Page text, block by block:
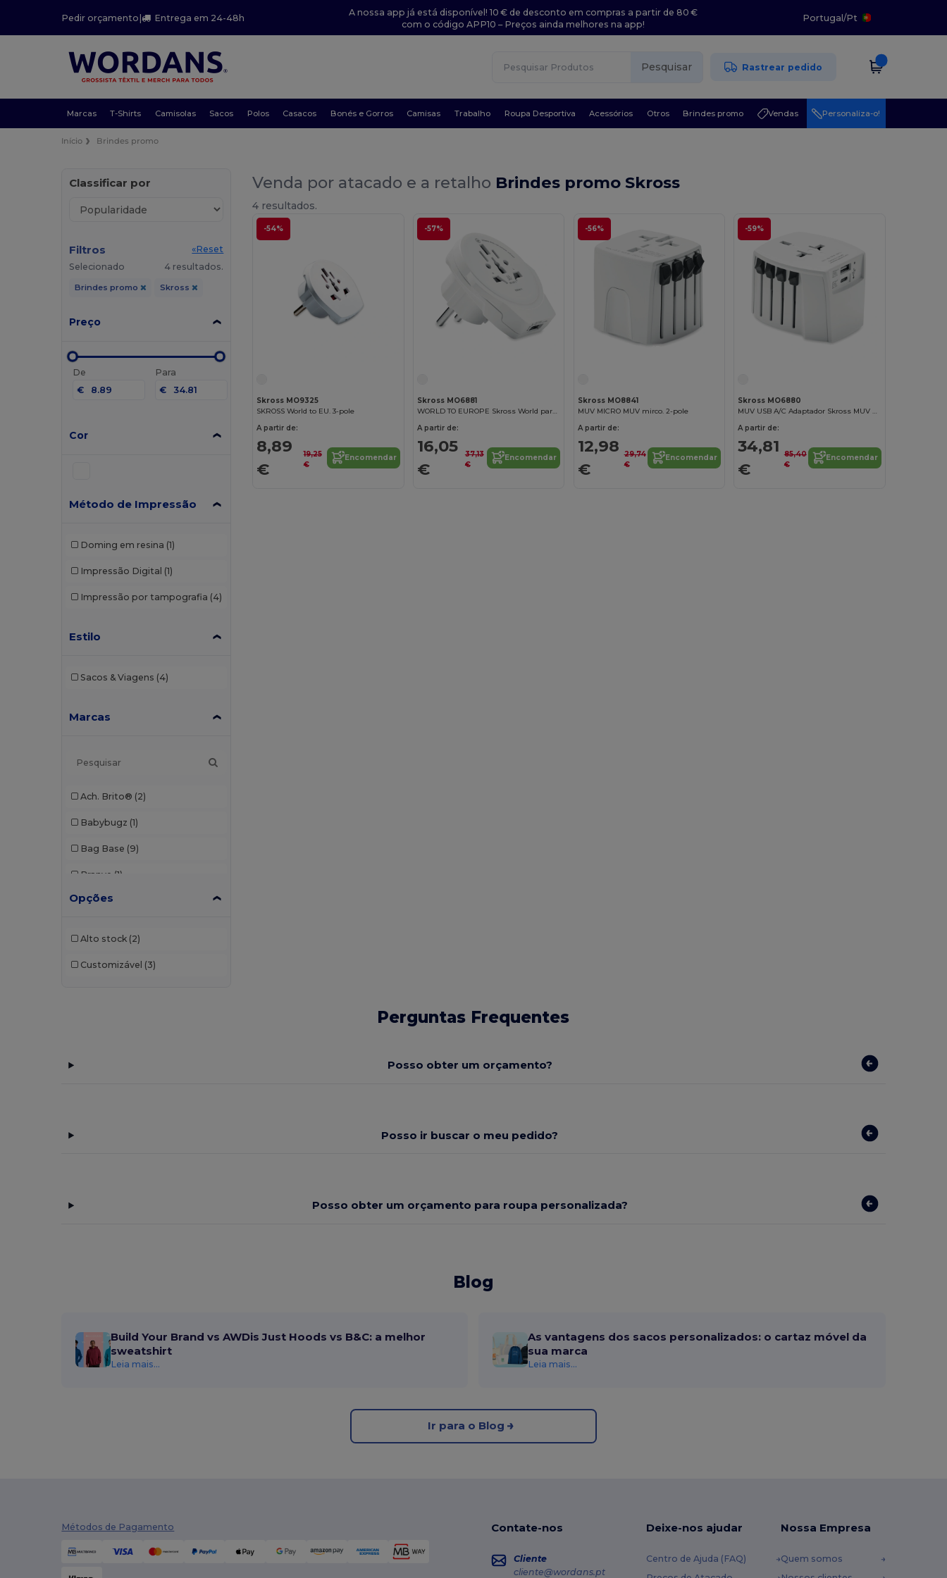
Pedir orçamento| Entrega em 24-48h
A nossa app já está disponível! 10 € de desconto em compras a partir de 80 €
com o código APP10 – Preços ainda melhores na app!
Portugal/Pt
Pesquisar Rastrear pedido
Marcas T-Shirts Camisolas Sacos Polos Casacos Bonés e Gorros Camisas Trabalho Roupa Desportiva Acessórios Otros Brindes promo Vendas Personaliza-o!
Início Brindes promo
Classificar por
Filtros
«Reset
Selecionado
4 resultados.
Brindes promo Skross
Preço
De
€
Para
€
Cor
Método de Impressão
Doming em resina (1)
Impressão Digital (1)
Impressão por tampografia (4)
Estilo
Sacos & Viagens (4)
Marcas
Ach. Brito® (2)
Babybugz (1)
Bag Base (9)
Branve (1)
Buff (1)
Karst® (4)
Kimood (16)
Les Filosophes (5)
Luxe (22)
Opções
Alto stock (2)
Customizável (3)
Venda por atacado e a retalho Brindes promo Skross
4 resultados.
-54%
Skross MO9325
SKROSS World to EU. 3-pole
A partir de:
8,89
€
19,25
€
Encomendar
-57%
Skross MO6881
WORLD TO EUROPE Skross World para a Europa USB
A partir de:
16,05
€
37,13
€
Encomendar
-56%
Skross MO8841
MUV MICRO MUV mirco. 2-pole
A partir de:
12,98
€
29,74
€
Encomendar
-59%
Skross MO6880
MUV USB A/C Adaptador Skross MUV USB A/C
A partir de:
34,81
€
85,40
€
Encomendar
Perguntas Frequentes
Posso obter um orçamento?
Posso ir buscar o meu pedido?
Posso obter um orçamento para roupa personalizada?
Blog
Build Your Brand vs AWDis Just Hoods vs B&C: a melhor
sweatshirt
Leia mais...
As vantagens dos sacos personalizados: o cartaz móvel da
sua marca
Leia mais...
Ir para o Blog
Métodos de Pagamento Contate-nos
Cliente
cliente@wordans.pt
Deixe-nos ajudar
Centro de Ajuda (FAQ)
Nossa Empresa
Quem somos